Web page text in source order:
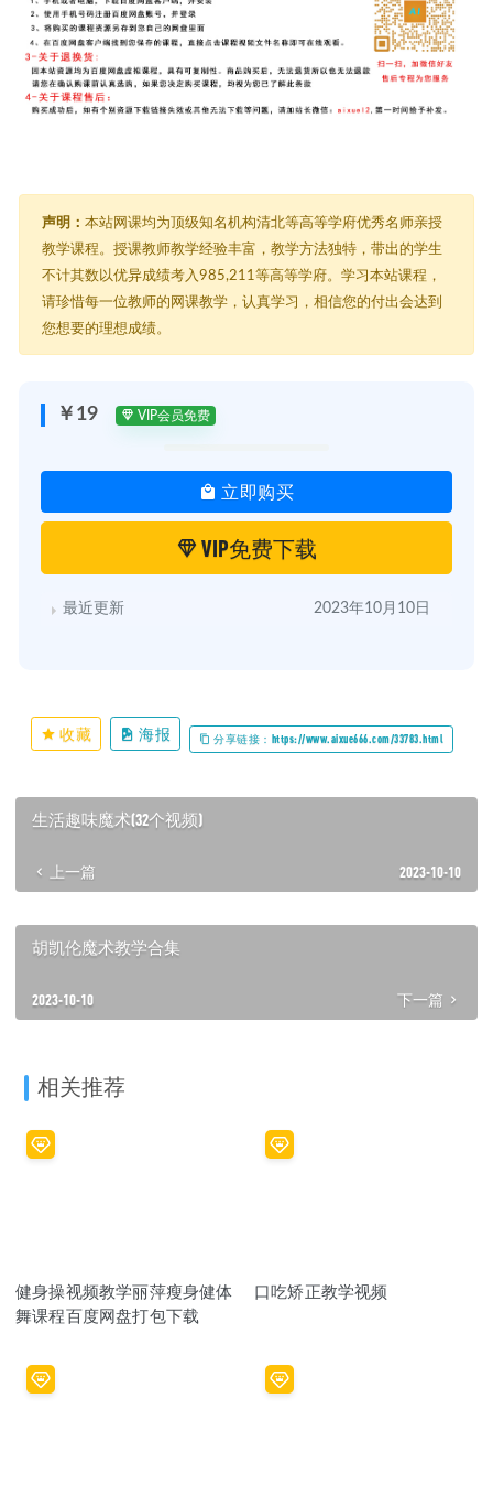
声明： 本站网课均为顶级知名机构清北等高等学府优秀名师亲授
教学课程。授课教师教学经验丰富，教学方法独特，带出的学生
不计其数以优异成绩考入985,211等高等学府。学习本站课程，
请珍惜每一位教师的网课教学，认真学习，相信您的付出会达到
您想要的理想成绩。
￥19 VIP会员免费
立即购买
VIP免费下载
最近更新 2023年10月10日
收藏 海报 分享链接：https://www.aixue666.com/33783.html
生活趣味魔术(32个视频)
上一篇 2023-10-10
胡凯伦魔术教学合集
2023-10-10 下一篇
相关推荐
健身操视频教学丽萍瘦身健体
舞课程百度网盘打包下载
口吃矫正教学视频